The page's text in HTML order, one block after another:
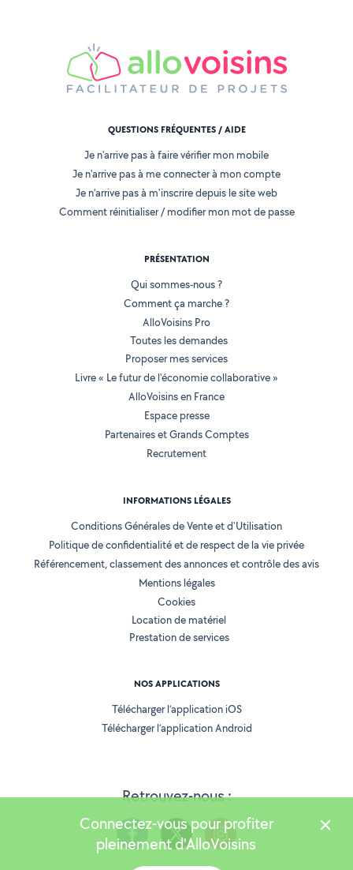
Retrouvez-nous :
QUESTIONS FRÉQUENTES / AIDE
Je n'arrive pas à faire vérifier mon mobile
Je n'arrive pas à me connecter à mon compte
Je n'arrive pas à m'inscrire depuis le site web
Comment réinitialiser / modifier mon mot de passe
PRÉSENTATION
Qui sommes-nous ?
Comment ça marche ?
AlloVoisins Pro
Toutes les demandes
Proposer mes services
Livre « Le futur de l'économie collaborative »
AlloVoisins en France
Espace presse
Partenaires et Grands Comptes
Recrutement
INFORMATIONS LÉGALES
Conditions Générales de Vente et d'Utilisation
Politique de confidentialité et de respect de la vie privée
Référencement, classement des annonces et contrôle des avis
Mentions légales
Cookies
Location de matériel
Prestation de services
NOS APPLICATIONS
Télécharger l’application iOS
Télécharger l’application Android
Connectez-vous pour profiter
pleinement d'AlloVoisins